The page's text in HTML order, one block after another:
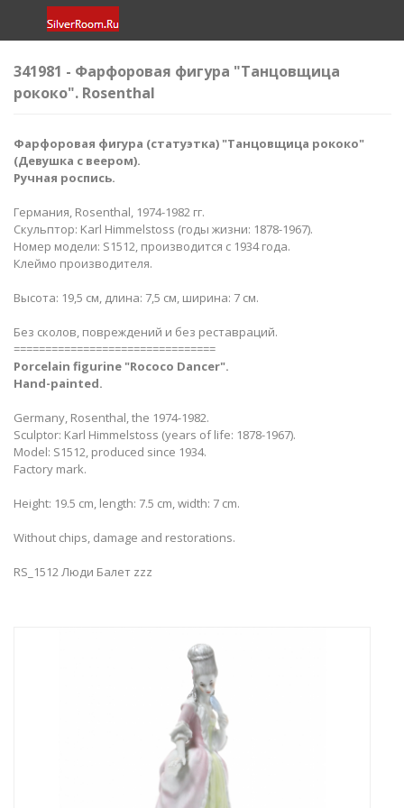
341981 - Фарфоровая фигура "Танцовщица
рококо​". Rosenthal
Фарфоровая фигура (статуэтка) "Танцовщица рококо​"
(Девушка с веером​).
Ручная роспись.
Германия, Rosenthal, 1974-1982 гг.
Скульптор: Karl Himmelstoss (годы жизни: 1878-1967).
Номер модели: S1512, производится с 1934 года.
Клеймо производителя.
Высота: 19,5 см, длина: 7,5 см, ширина: 7 см.
Без сколов, повреждений и без реставраций.
================================
Porcelain figurine "Rococo Dancer".
Hand-painted.
Germany, Rosenthal, the 1974-1982.
Sculptor: Karl Himmelstoss (years of life: 1878-1967).
Model: S1512, produced since 1934.
Factory mark.
Height: 19.5 cm, length: 7.5 cm, width: 7 cm.
Without chips, damage and restorations.
RS_1512 Люди Балет zzz